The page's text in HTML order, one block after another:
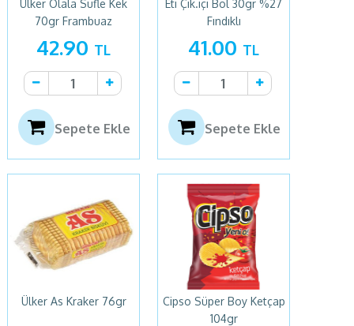
Ülker Olala Sufle Kek
70gr Frambuaz
42.90 TL
Sepete Ekle
Eti Çik.içi Bol 30gr %27
Fındıklı
41.00 TL
Sepete Ekle
Ülker As Kraker 76gr
Cipso Süper Boy Ketçap
104gr